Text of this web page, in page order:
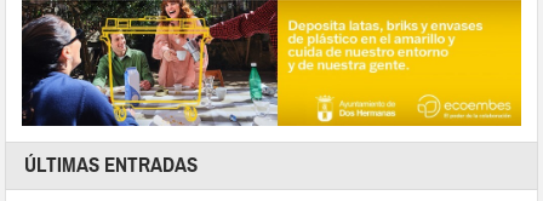
ÚLTIMAS ENTRADAS